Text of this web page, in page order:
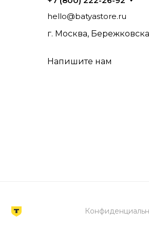
hello@batyastore.ru
г. Москва,
Напишите нам